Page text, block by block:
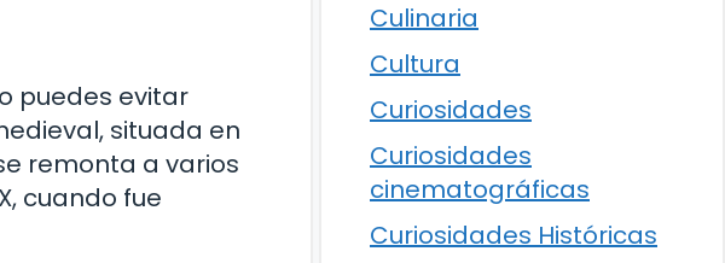
puedes evitar
situada en
remonta a varios
cuando fue
Culinaria
Cultura
Curiosidades
Curiosidades
cinematográficas
Curiosidades Históricas